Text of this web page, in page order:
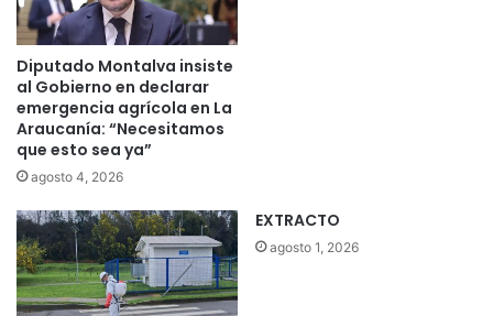
Diputado Montalva insiste
al Gobierno en declarar
emergencia agrícola en La
Araucanía: “Necesitamos
que esto sea ya”
agosto 4, 2026
EXTRACTO
agosto 1, 2026